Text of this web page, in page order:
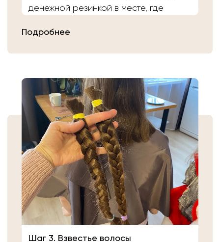
денежной резинкой в месте, где
Подробнее
Шаг 3. Взвестье волосы